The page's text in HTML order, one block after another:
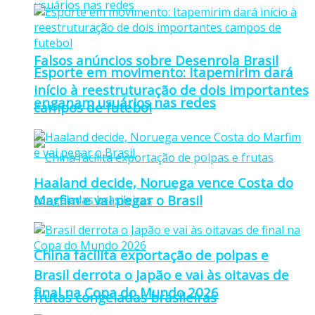
Falsos anúncios sobre Desenrola Brasil
enganam usuários nas redes
China facilita exportação de polpas e
frutas congeladas brasileiras
Esporte em movimento: Itapemirim dará
início à reestruturação de dois importantes
campos de futebol
Haaland decide, Noruega vence Costa do
Marfim e vai pegar o Brasil
Brasil derrota o Japão e vai às oitavas de
final na Copa do Mundo 2026